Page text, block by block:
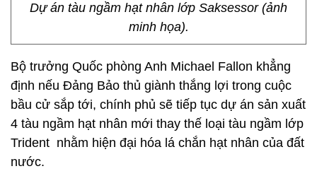
Dự án tàu ngầm hạt nhân lớp Saksessor (ảnh
minh họa).
Bộ trưởng Quốc phòng Anh Michael Fallon khẳng
định nếu Đảng Bảo thủ giành thắng lợi trong cuộc
bầu cử sắp tới, chính phủ sẽ tiếp tục dự án sản xuất
4 tàu ngầm hạt nhân mới thay thế loại tàu ngầm lớp
Trident nhằm hiện đại hóa lá chắn hạt nhân của đất
nước.